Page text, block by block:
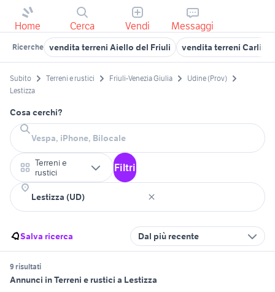
Home Cerca Vendi Messaggi
Ricerche vendita terreni Aiello del Friuli vendita terreni Carlino
Subito Terreni e rustici Friuli-Venezia Giulia
Udine (Prov)
Lestizza
Cosa cerchi?
Terreni e
rustici
Filtri
Salva ricerca Dal più recente
9 risultati
Annunci in Terreni e rustici a Lestizza